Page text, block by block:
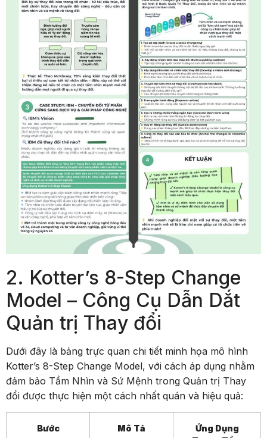
2. Kotter’s 8-Step Change
Model – Công Cụ Dẫn Dắt
Quản trị Thay đổi
Dưới đây là bảng trực quan chi tiết minh họa mô hình
Kotter’s 8-Step Change Model, với cách áp dụng nhằm
đảm bảo Tầm Nhìn và Sứ Mệnh trong Quản trị Thay
đổi được thực hiện một cách nhất quán và hiệu quả:
Bước Mô Tả
Ứng Dụng